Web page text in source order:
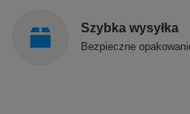
Szybka wysyłka
Bezpieczne